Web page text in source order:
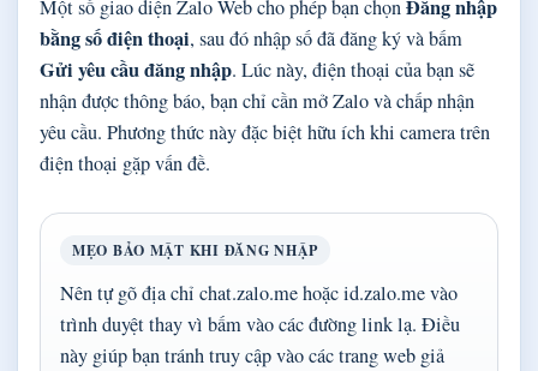
Một số giao diện Zalo Web cho phép bạn chọnĐăng nhập
bằng số điện thoại, sau đó nhập số đã đăng ký và bấm
Gửi yêu cầu đăng nhập. Lúc này, điện thoại của bạn sẽ
nhận được thông báo, bạn chỉ cần mở Zalo và chấp nhận
yêu cầu. Phương thức này đặc biệt hữu ích khi camera trên
điện thoại gặp vấn đề.
MẸO BẢO MẬT KHI ĐĂNG NHẬP
Nên tự gõ địa chỉ chat.zalo.me hoặc id.zalo.me vào
trình duyệt thay vì bấm vào các đường link lạ. Điều
này giúp bạn tránh truy cập vào các trang web giả